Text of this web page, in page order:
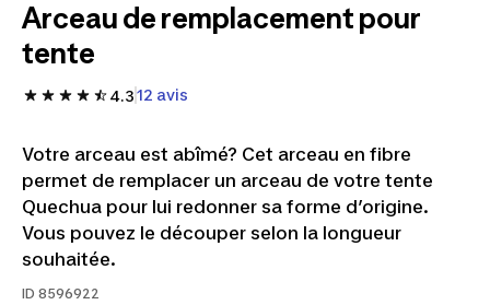
Arceau de remplacement pour
tente
4.312 avis
Votre arceau est abîmé? Cet arceau en fibre
permet de remplacer un arceau de votre tente
Quechua pour lui redonner sa forme d’origine.
Vous pouvez le découper selon la longueur
souhaitée.
ID 8596922